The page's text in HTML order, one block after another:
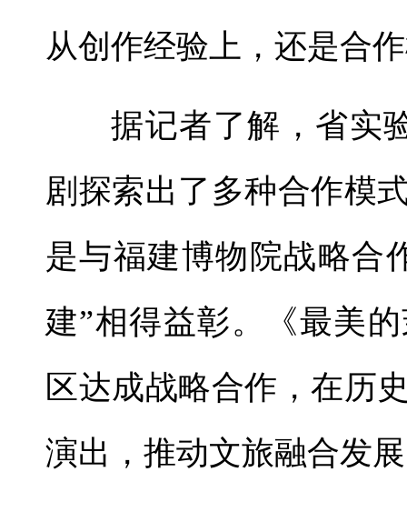
从创作经验上，还是合
据记者了解，省实
剧探索出了多种合作模
是与福建博物院战略合
建”相得益彰。《最美
区达成战略合作，在历
演出，推动文旅融合发